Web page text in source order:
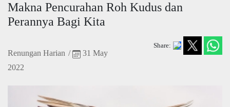
Makna Pencurahan Roh Kudus dan
Perannya Bagi Kita
Renungan Harian /
31 May
2022
Share: